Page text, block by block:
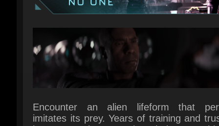
Encounter an alien lifeform that
imitates its prey. Years of training and
lost among the crew when their enemy
plain sight. Who is human and who is not?
choices are now more important than ever!